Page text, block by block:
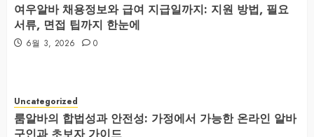
여우알바 채용정보와 급여 지급일까지: 지원 방법, 필요
서류, 면접 팁까지 한눈에
6월 3, 2026 0
Uncategorized
룸알바의 합법성과 안전성: 가정에서 가능한 온라인 알바